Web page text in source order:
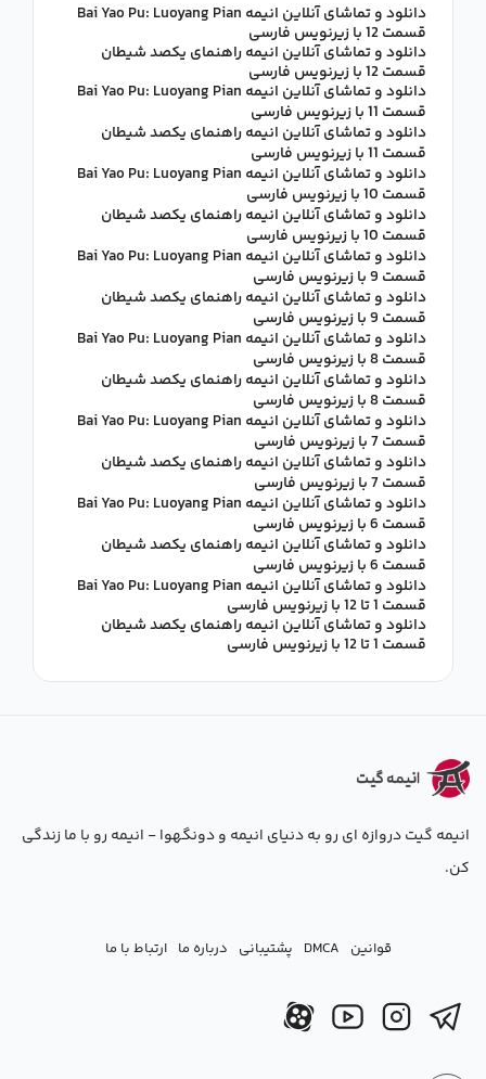
دانلود و تماشای آنلاین انیمه Bai Yao Pu: Luoyang Pian
قسمت 12 با زیرنویس فارسی
دانلود و تماشای آنلاین انیمه راهنمای یکصد شیطان
قسمت 12 با زیرنویس فارسی
دانلود و تماشای آنلاین انیمه Bai Yao Pu: Luoyang Pian
قسمت 11 با زیرنویس فارسی
دانلود و تماشای آنلاین انیمه راهنمای یکصد شیطان
قسمت 11 با زیرنویس فارسی
دانلود و تماشای آنلاین انیمه Bai Yao Pu: Luoyang Pian
قسمت 10 با زیرنویس فارسی
دانلود و تماشای آنلاین انیمه راهنمای یکصد شیطان
قسمت 10 با زیرنویس فارسی
دانلود و تماشای آنلاین انیمه Bai Yao Pu: Luoyang Pian
قسمت 9 با زیرنویس فارسی
دانلود و تماشای آنلاین انیمه راهنمای یکصد شیطان
قسمت 9 با زیرنویس فارسی
دانلود و تماشای آنلاین انیمه Bai Yao Pu: Luoyang Pian
قسمت 8 با زیرنویس فارسی
دانلود و تماشای آنلاین انیمه راهنمای یکصد شیطان
قسمت 8 با زیرنویس فارسی
دانلود و تماشای آنلاین انیمه Bai Yao Pu: Luoyang Pian
قسمت 7 با زیرنویس فارسی
دانلود و تماشای آنلاین انیمه راهنمای یکصد شیطان
قسمت 7 با زیرنویس فارسی
دانلود و تماشای آنلاین انیمه Bai Yao Pu: Luoyang Pian
قسمت 6 با زیرنویس فارسی
دانلود و تماشای آنلاین انیمه راهنمای یکصد شیطان
قسمت 6 با زیرنویس فارسی
دانلود و تماشای آنلاین انیمه Bai Yao Pu: Luoyang Pian
قسمت 1 تا 12 با زیرنویس فارسی
دانلود و تماشای آنلاین انیمه راهنمای یکصد شیطان
قسمت 1 تا 12 با زیرنویس فارسی
انیمه گیت دروازه ای رو به دنیای انیمه و دونگهوا - انیمه رو با ما زندگی
کن.
قوانین DMCA پشتیبانی درباره ما ارتباط با ما